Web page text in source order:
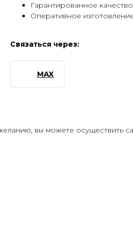
Гарантированное
Оперативное
Связаться через:
MAX
вы можете осуществить